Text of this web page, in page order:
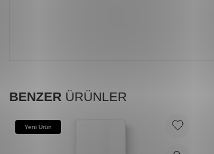
BENZER ÜRÜNLER
Yeni Ürün